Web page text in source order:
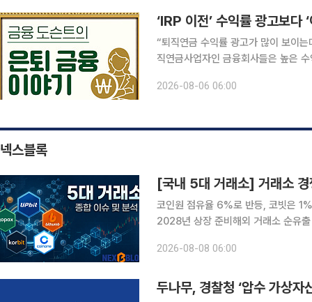
‘IRP 이전’ 수익률 광고보다
“퇴직연금 수익률 광고가 많이 보이는데 내 IRP 옮겨야 할
직연금사업자인 금융회사들은 높은
아니다. 퇴직연금은 오랜 기간 운용하
2026-08-06 06:00
넥스블록
[국내 5대 거래소] 거래소 경
코인원 점유율 6%로 반등, 코빗은
2028년 상장 준비해외 거래소 순유출
휴 안정성 확보로 빠르게 넓어지고 있
2026-08-08 06:00
두나무, 경찰청 ‘압수 가상자